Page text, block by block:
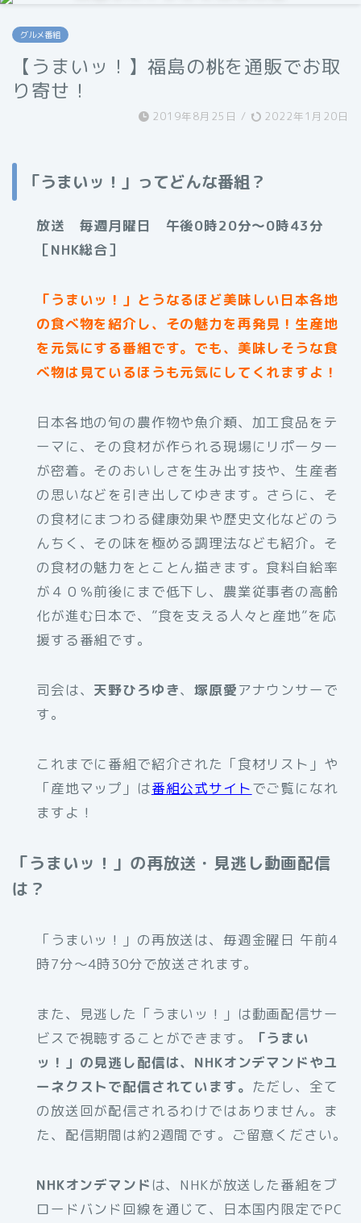
グルメ番組
【うまいッ！】福島の桃を通販でお取
り寄せ！
2019年8月25日 / 2022年1月20日
「うまいッ！」ってどんな番組？
放送 毎週月曜日 午後0時20分～0時43分
［NHK総合］
「うまいッ！」とうなるほど美味しい日本各地
の食べ物を紹介し、その魅力を再発見！生産地
を元気にする番組です。でも、美味しそうな食
べ物は見ているほうも元気にしてくれますよ！
日本各地の旬の農作物や魚介類、加工食品をテ
ーマに、その食材が作られる現場にリポーター
が密着。そのおいしさを生み出す技や、生産者
の思いなどを引き出してゆきます。さらに、そ
の食材にまつわる健康効果や歴史文化などのう
んちく、その味を極める調理法なども紹介。そ
の食材の魅力をとことん描きます。食料自給率
が４０％前後にまで低下し、農業従事者の高齢
化が進む日本で、”食を支える人々と産地”を応
援する番組です。
司会は、 天野ひろゆき、塚原愛アナウンサーで
す。
これまでに番組で紹介された「食材リスト」や
「産地マップ」は番組公式サイトでご覧になれ
ますよ！
「うまいッ！」の再放送・見逃し動画配信
は？
「うまいッ！」の再放送は、毎週金曜日 午前4
時7分～4時30分で放送されます。
また、見逃した「うまいッ！」は動画配信サー
ビスで視聴することができます。
「うまい
ッ！」の見逃し配信は、NHKオンデマンドやユ
ーネクストで配信されています。 ただし、全て
の放送回が配信されるわけではありません。ま
た、配信期間は約2週間です。ご留意ください。
NHKオンデマンド は、NHKが放送した番組をブ
ロードバンド回線を通じて、日本国内限定でPC